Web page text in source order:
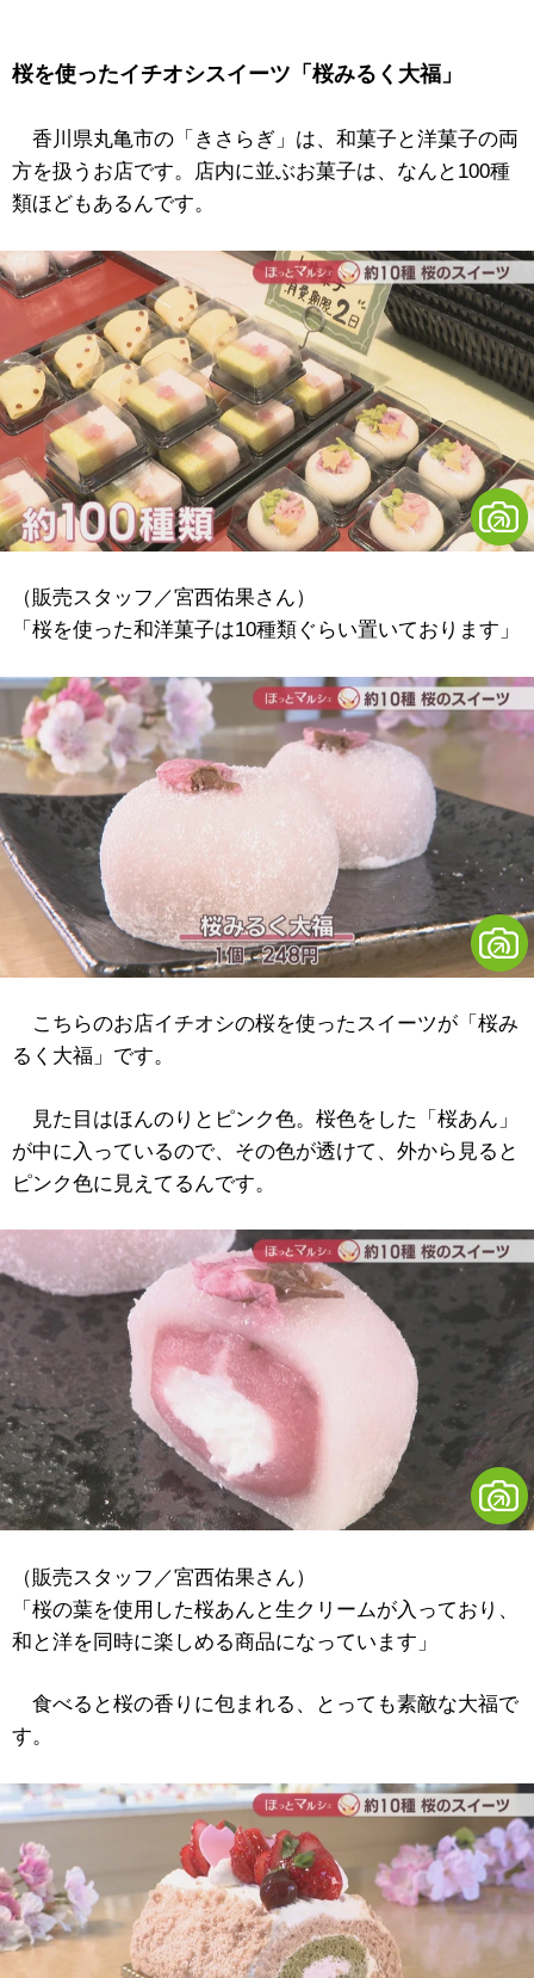
桜を使ったイチオシスイーツ「桜みるく大福」
香川県丸亀市の「きさらぎ」は、和菓子と洋菓子の両
方を扱うお店です。店内に並ぶお菓子は、なんと100種
類ほどもあるんです。
（販売スタッフ／宮西佑果さん）
「桜を使った和洋菓子は10種類ぐらい置いております」
こちらのお店イチオシの桜を使ったスイーツが「桜み
るく大福」です。
見た目はほんのりとピンク色。桜色をした「桜あん」
が中に入っているので、その色が透けて、外から見ると
ピンク色に見えてるんです。
（販売スタッフ／宮西佑果さん）
「桜の葉を使用した桜あんと生クリームが入っており、
和と洋を同時に楽しめる商品になっています」
食べると桜の香りに包まれる、とっても素敵な大福で
す。